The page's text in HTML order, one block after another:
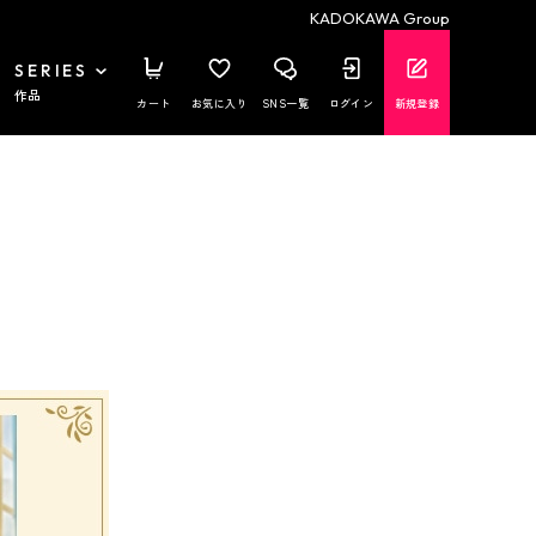
KADOKAWA Group
SERIES
作品 カート お気に入り SNS一覧 ログイン 新規登録